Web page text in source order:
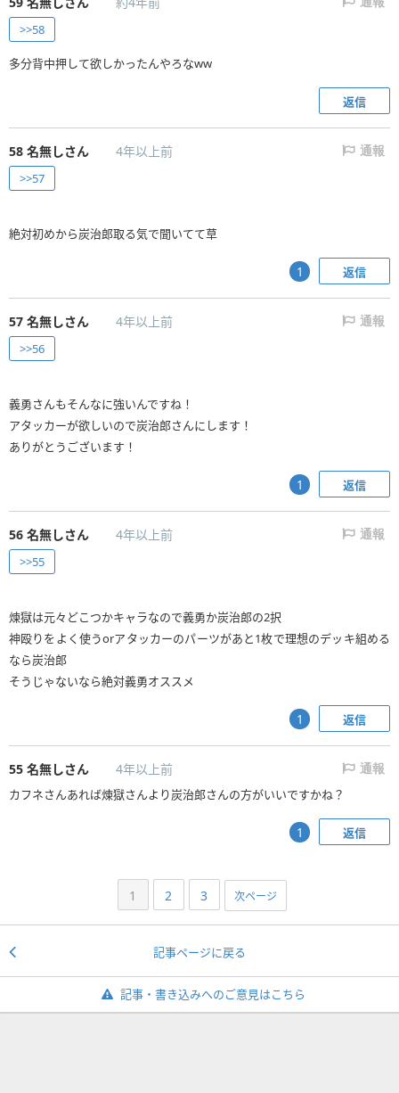
>>58
多分背中押して欲しかったんやろなww
返信
58 名無しさん 4年以上前 通報
>>57
絶対初めから炭治郎取る気で聞いてて草
返信
1
57 名無しさん 4年以上前 通報
>>56
義勇さんもそんなに強いんですね！
アタッカーが欲しいので炭治郎さんにします！
ありがとうございます！
返信
1
56 名無しさん 4年以上前 通報
>>55
煉獄は元々どこつかキャラなので義勇か炭治郎の2択
神殴りをよく使うorアタッカーのパーツがあと1枚で理想のデッキ組める
なら炭治郎
そうじゃないなら絶対義勇オススメ
返信
1
55 名無しさん 4年以上前 通報
カフネさんあれば煉獄さんより炭治郎さんの方がいいですかね？
返信
1
1 2 3 次ページ
記事ページに戻る
記事・書き込みへのご意見はこちら